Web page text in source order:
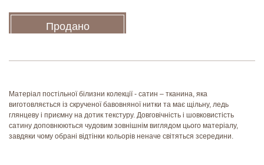
Продано
Матеріал постільної білизни колекції - сатин – тканина, яка
виготовляється із скрученої бавовняної нитки та має щільну, ледь
глянцеву і приємну на дотик текстуру. Довговічність і шовковистість
сатину доповнюються чудовим зовнішнім виглядом цього матеріалу,
завдяки чому обрані відтінки кольорів неначе світяться зсередини.